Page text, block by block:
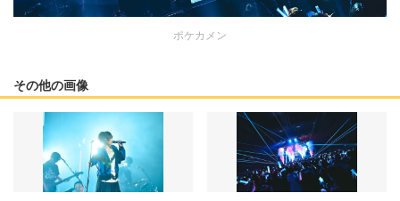
ポケカメン
その他の画像